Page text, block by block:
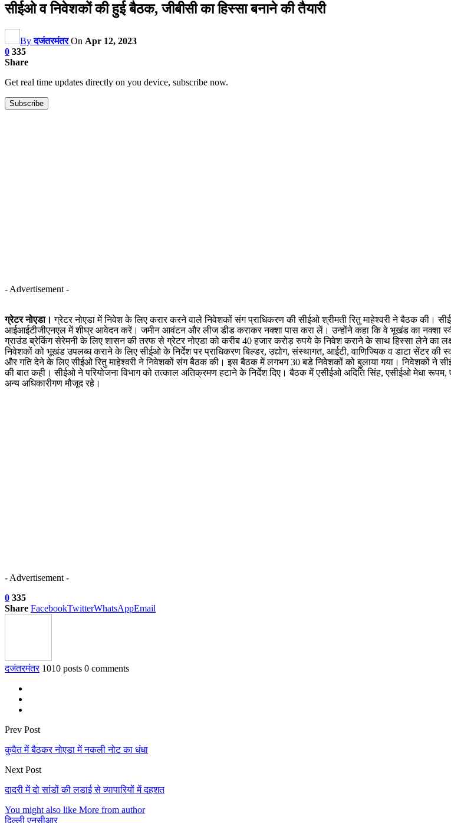
सीईओ व निवेशकों की हुई बैठक, जीबीसी का हिस्सा बनाने की तैयारी
Byदजंतरमंतर On Apr 12, 2023
0 335
Share
Get real time updates directly on you device, subscribe now.
Subscribe
- Advertisement -
ग्रेटर नोएडा।ग्रेटर नोएडा में निवेश के लिए करार करने वाले निवेशकों संग प्राधिकरण की सीईओ श्रीमती रितु माहेश्वरी ने बैठक की।
आईआईटीजीएनएल में शीघ्र आवेदन करें। जमीन आवंटन और लीज डीड कराकर नक्शा पास करा लें। उन्होंने कहा कि वे भूखंड का नक्शा
ग्राउंड ब्रेकिंग सेरेमनी के लिए शासन की तरफ से ग्रेटर नोएडा को करीब 40 हजार करोड़ रुपये के निवेश कराने के साथ हिस्सा लेने का
निवेशकों को भूखंड उपलब्ध कराने के लिए सीईओ के निर्देश पर प्राधिकरण बिल्डर, उद्योग, संस्थागत, आईटी, वाणिज्यिक व डाटा सेंटर
और गति देने के लिए सीईओ रितु माहेश्वरी ने निवेशकों संग बैठक की। इस बैठक में लगभग 30 बडे निवेशकों को बुलाया गया। निवेशकों ने
की बात कही। सीईओ ने परियोजना विभाग को तत्काल अतिक्रमण हटाने के निर्देश दिए। बैठक में एसीईओ अदिति सिंह, एसीईओ मेधा
अन्य अधिकारीगण मौजूद रहे।
- Advertisement -
0 335
Share FacebookTwitterWhatsAppEmail
दजंतरमंतर 1010 posts 0 comments
Prev Post
कुवैत में बैठकर नोएडा में नकली नोट का धंधा
Next Post
दादरी में दो सांडों की लडाई से व्यापारियों में दहशत
You might also like More from author
दिल्ली एनसीआर